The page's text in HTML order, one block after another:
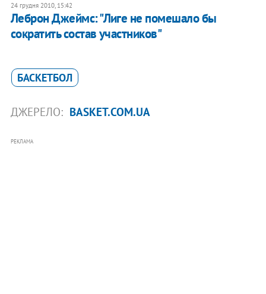
24 грудня 2010, 15:42
Леброн Джеймс: "Лиге не помешало бы
сократить состав участников"
БАСКЕТБОЛ
ДЖЕРЕЛО: BASKET.COM.UA
РЕКЛАМА